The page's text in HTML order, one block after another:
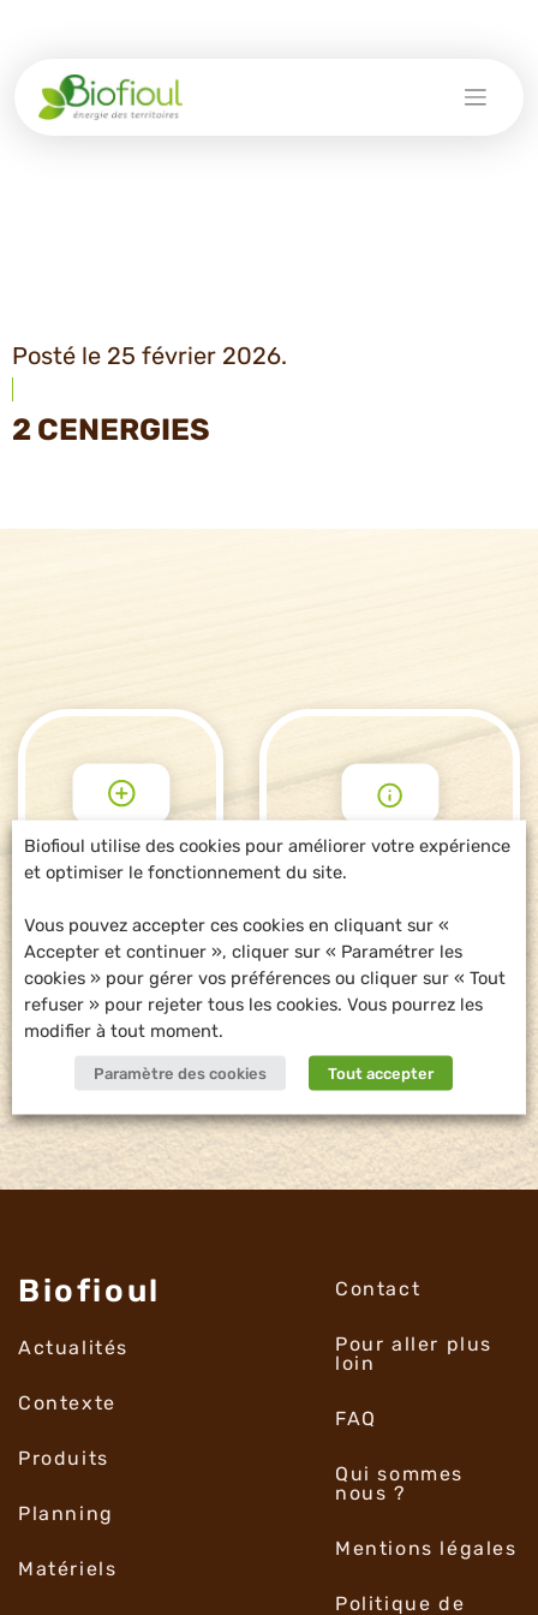
Posté le 25 février 2026.
2 CENERGIES
POUR ALLER
PLUS LOIN
DEMANDE
D'INFORMATIONS
Biofioul
Actualités
Contexte
Produits
Planning
Matériels
Contact
Pour aller plus
loin
FAQ
Qui sommes
nous ?
Mentions légales
Politique de
Biofioul utilise des cookies pour améliorer votre expérience
et optimiser le fonctionnement du site.
Vous pouvez accepter ces cookies en cliquant sur «
Accepter et continuer », cliquer sur « Paramétrer les
cookies » pour gérer vos préférences ou cliquer sur « Tout
refuser » pour rejeter tous les cookies. Vous pourrez les
modifier à tout moment.
Paramètre des cookies Tout accepter